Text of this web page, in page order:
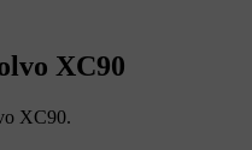
XC90
XC90.